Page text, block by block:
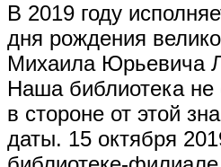
В 2019 году
дня рождения
Михаила Юрьевича
Наша библиотека не
в стороне от этой
даты. 15 октября